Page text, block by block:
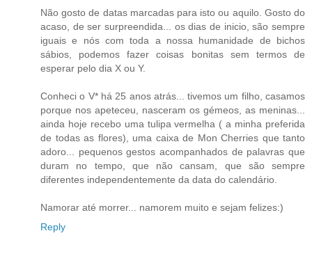
Não gosto de datas marcadas para isto ou aquilo. Gosto do
acaso, de ser surpreendida... os dias de inicio, são sempre
iguais e nós com toda a nossa humanidade de bichos
sábios, podemos fazer coisas bonitas sem termos de
esperar pelo dia X ou Y.
Conheci o V* há 25 anos atrás... tivemos um filho, casamos
porque nos apeteceu, nasceram os gémeos, as meninas...
ainda hoje recebo uma tulipa vermelha ( a minha preferida
de todas as flores), uma caixa de Mon Cherries que tanto
adoro... pequenos gestos acompanhados de palavras que
duram no tempo, que não cansam, que são sempre
diferentes independentemente da data do calendário.
Namorar até morrer... namorem muito e sejam felizes:)
Reply